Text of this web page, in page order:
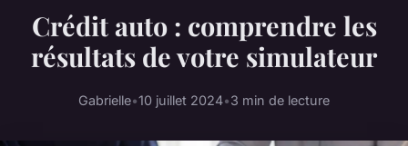
Crédit auto : comprendre les
résultats de votre simulateur
Gabrielle•10 juillet 2024•3 min de lecture